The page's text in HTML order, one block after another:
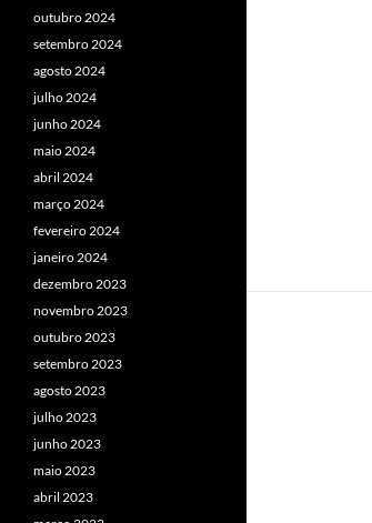
outubro 2024
setembro 2024
agosto 2024
julho 2024
junho 2024
maio 2024
abril 2024
março 2024
fevereiro 2024
janeiro 2024
dezembro 2023
novembro 2023
outubro 2023
setembro 2023
agosto 2023
julho 2023
junho 2023
maio 2023
abril 2023